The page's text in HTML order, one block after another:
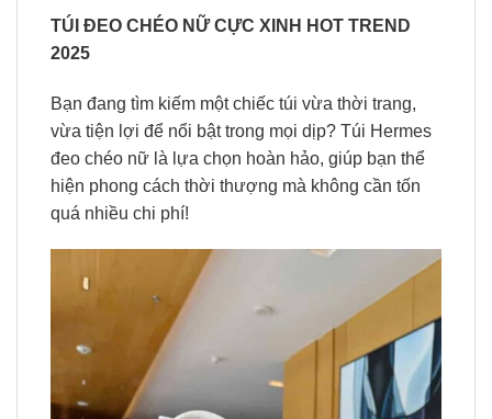
TÚI ĐEO CHÉO NỮ CỰC XINH HOT TREND
2025
Bạn đang tìm kiếm một chiếc túi vừa thời trang,
vừa tiện lợi để nổi bật trong mọi dịp? Túi Hermes
đeo chéo nữ là lựa chọn hoàn hảo, giúp bạn thể
hiện phong cách thời thượng mà không cần tốn
quá nhiều chi phí!